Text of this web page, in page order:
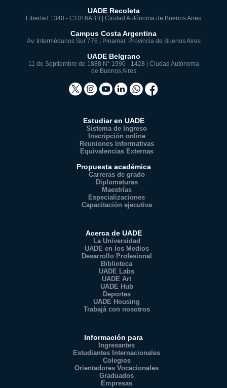
UADE Recoleta
Libertad 1340 - C1016ABB | Ciudad Autónoma de Buenos Aires
Campus Costa Argentina
Av. Intermédanos Sur 776 | Pinamar, Provincia de Buenos Aires
UADE Belgrano
11 de Septiembre de 1888 N° 1990 - 1428 | Ciudad Autónoma
de Buenos Aires
Estudiar en UADE
Sistema de Ingreso
Inscripción online
Reuniones Informativas
Equivalencias Externas
Propuesta académica
Carreras de grado
Diplomaturas
Maestrías
Especializaciones
Capacitación ejecutiva
Acerca de UADE
La Universidad
UADE en los Medios
Desarrollo Profesional
Biblioteca
UADE Labs
UADE Art
UADE Hub
Deportes
UADE Housing
Trabajá con nosotros
Información para
Ingresantes
Estudiantes Internacionales
Colegios
Orientadores Vocacionales
Graduados
Empresas